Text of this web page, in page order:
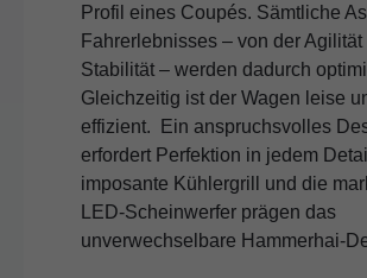
Profil eines Coupés. Sämtliche
Fahrerlebnisses – von der Agilität
Stabilität – werden dadurch
Gleichzeitig ist der Wagen leise
effizient. Ein anspruchsvolles
erfordert Perfektion in jedem
imposante Kühlergrill und die
LED-Scheinwerfer prägen das
unverwechselbare Hammerhai-